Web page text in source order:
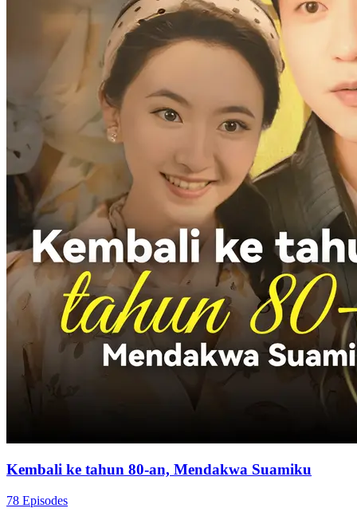
Kembali ke tahun 80-an, Mendakwa Suamiku
78 Episodes